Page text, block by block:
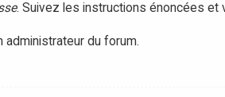
. Suivez les instructions énoncées et
du forum.